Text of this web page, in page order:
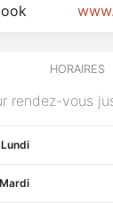
HORAIRES
rendez-vous
Lundi
Mardi